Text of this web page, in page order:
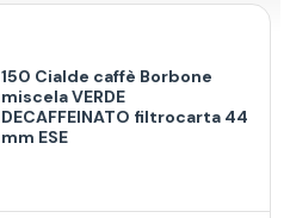
150 Cialde caffè Borbone
miscela VERDE
DECAFFEINATO filtrocarta 44
mm ESE